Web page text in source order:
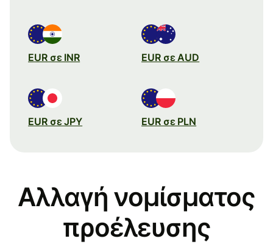
EUR σε INR EUR σε AUD
EUR σε JPY EUR σε PLN
Αλλαγή νομίσματος
προέλευσης